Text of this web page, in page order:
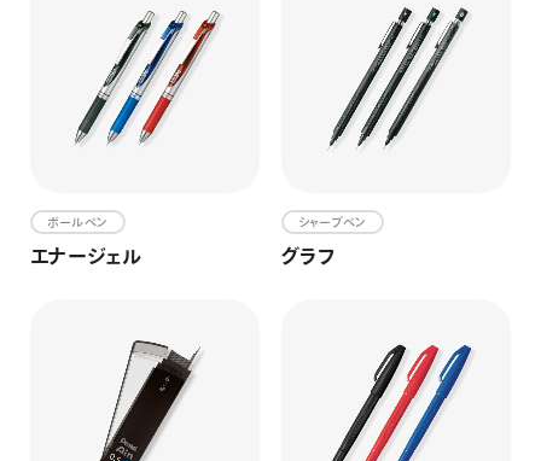
ボールペン
エナージェル
シャープペン
グラフ